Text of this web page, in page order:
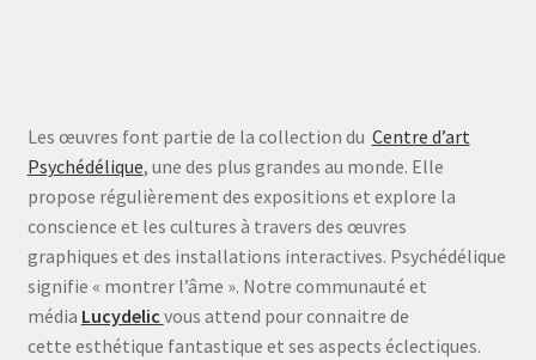
Les œuvres font partie de la collection du Centre d’art
Psychédélique, une des plus grandes au monde. Elle
propose régulièrement des expositions et explore la
conscience et les cultures à travers des œuvres
graphiques et des installations interactives. Psychédélique
signifie « montrer l’âme ». Notre communauté et
média Lucydelic vous attend pour connaitre de
cette esthétique fantastique et ses aspects éclectiques.